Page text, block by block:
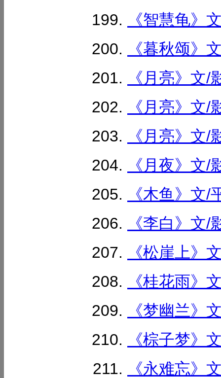
《智慧龟》
《暮秋颂》
《月亮》文
《月亮》文
《月亮》文
《月夜》文
《木鱼》文
《李白》文
《松崖上》
《桂花雨》
《梦幽兰》
《棕子梦》
《永难忘》